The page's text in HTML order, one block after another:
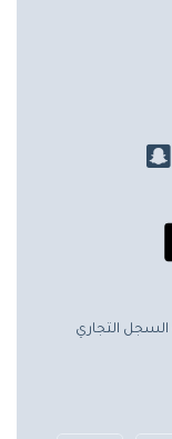
السجل التجاري